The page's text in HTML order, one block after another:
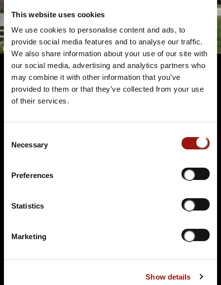
This website uses cookies
We use cookies to personalise content and ads, to
provide social media features and to analyse our traffic.
We also share information about your use of our site with
our social media, advertising and analytics partners who
may combine it with other information that you’ve
provided to them or that they’ve collected from your use
of their services.
Selection
Necessary
Preferences
Statistics
Marketing
Show details
Terminüberblick
Das Escape Dinner - Escape Room in 3 Gängen
Hotel Burg Abenberg
91183 Abenberg